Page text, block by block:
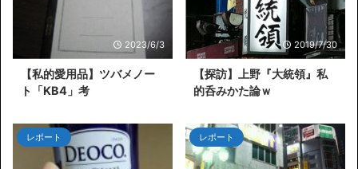
2023/6/3
【私的愛用品】ツバメノー
ト「KB4」考
2019/7/30
【探訪】上野『大統領』私
的呑みかた論ｗ
レポート レポート